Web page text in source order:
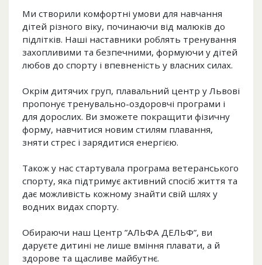
Ми створили комфортні умови для навчання
дітей різного віку, починаючи від малюків до
підлітків. Наші наставники роблять тренування
захопливими та безпечними, формуючи у дітей
любов до спорту і впевненість у власних силах.
Окрім дитячих груп, плавальний центр у Львові
пропонує тренувально-оздоровчі програми і
для дорослих. Ви зможете покращити фізичну
форму, навчитися новим стилям плавання,
зняти стрес і зарядитися енергією.
Також у нас стартувала програма ветеранського
спорту, яка підтримує активний спосіб життя та
дає можливість кожному знайти свій шлях у
водних видах спорту.
Обираючи наш Центр ”АЛЬФА ДЕЛЬФ”, ви
даруєте дитині не лише вміння плавати, а й
здорове та щасливе майбутнє.